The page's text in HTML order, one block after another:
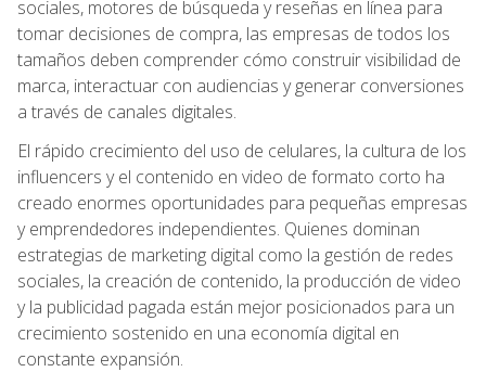
sociales, motores de búsqueda y reseñas en línea para
tomar decisiones de compra, las empresas de todos los
tamaños deben comprender cómo construir visibilidad de
marca, interactuar con audiencias y generar conversiones
a través de canales digitales.
El rápido crecimiento del uso de celulares, la cultura de los
influencers y el contenido en video de formato corto ha
creado enormes oportunidades para pequeñas empresas
y emprendedores independientes. Quienes dominan
estrategias de marketing digital como la gestión de redes
sociales, la creación de contenido, la producción de video
y la publicidad pagada están mejor posicionados para un
crecimiento sostenido en una economía digital en
constante expansión.